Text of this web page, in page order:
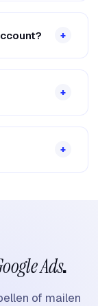
+
+
+
Ads.
of mailen